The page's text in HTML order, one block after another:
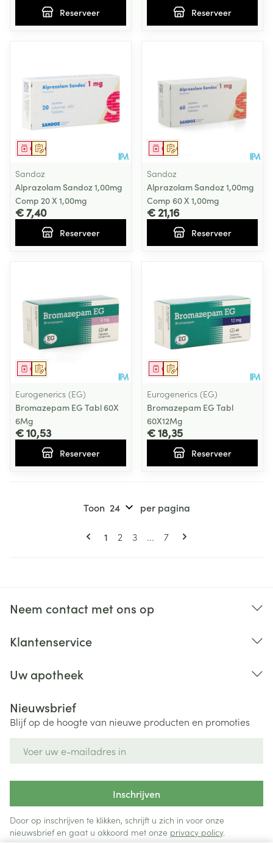
Reserveer Reserveer
Op voorschrift
Geneesmiddel
Sandoz
Alprazolam Sandoz 1,00mg
Comp 20 X 1,00mg
€ 7,40
Reserveer
Op voorschrift
Geneesmiddel
Sandoz
Alprazolam Sandoz 1,00mg
Comp 60 X 1,00mg
€ 21,16
Reserveer
Op voorschrift
Geneesmiddel
Eurogenerics (EG)
Bromazepam EG Tabl 60X
6Mg
€ 10,53
Reserveer
Op voorschrift
Geneesmiddel
Eurogenerics (EG)
Bromazepam EG Tabl
60X12Mg
€ 18,35
Reserveer
Pagina's
U lees momenteel pagina
1 Pagina
2 Pagina
3 ... Pagina
7
Toon per pagina
Neem contact met ons op
Klantenservice
Uw apotheek
Nieuwsbrief
Blijf op de hoogte van nieuwe producten en promoties
Inschrijven
Door op inschrijven te klikken, schrijft u zich in voor onze
nieuwsbrief en gaat u akkoord met onze privacy policy.